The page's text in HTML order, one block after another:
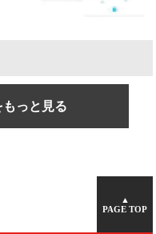
っと見る
▲
PAGE TOP